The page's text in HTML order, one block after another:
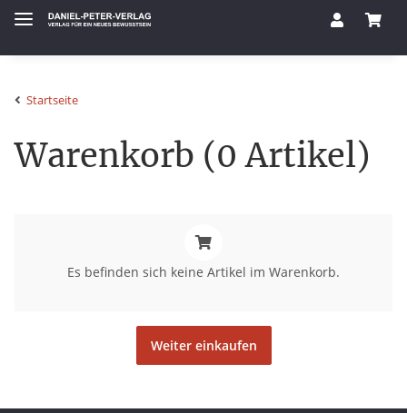
Startseite
Warenkorb (0 Artikel)
Es befinden sich keine Artikel im Warenkorb.
Weiter einkaufen